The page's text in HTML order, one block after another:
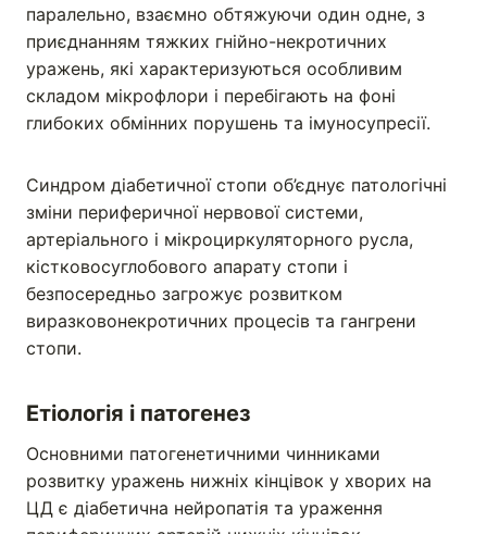
паралельно, взаємно обтяжуючи один одне, з
приєднанням тяжких гнійно-некротичних
уражень, які характеризуються особливим
складом мікрофлори і перебігають на фоні
глибоких обмінних порушень та імуносупресії.
Синдром діабетичної стопи об’єднує патологічні
зміни периферичної нервової системи,
артеріального і мікроциркуляторного русла,
кістковосуглобового апарату стопи і
безпосередньо загрожує розвитком
виразковонекротичних процесів та гангрени
стопи.
Етіологія і патогенез
Основними патогенетичними чинниками
розвитку уражень нижніх кінцівок у хворих на
ЦД є діабетична нейропатія та ураження